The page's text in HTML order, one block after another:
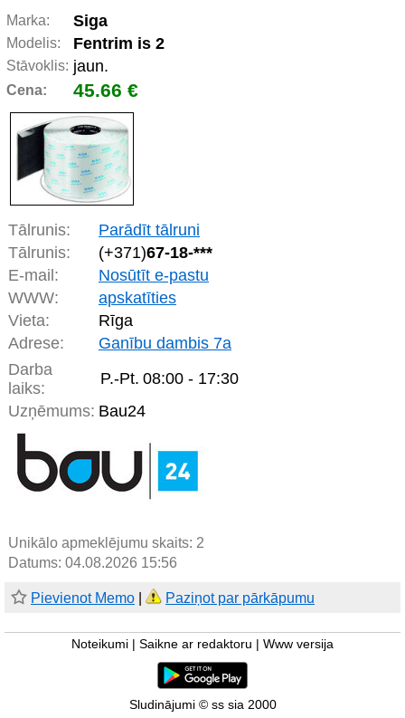
Marka: Siga
Modelis: Fentrim is 2
Stāvoklis: jaun.
Cena: 45.66 €
Tālrunis:
Parādīt tālruni
Tālrunis:
(+371)67-18-***
E-mail:
Nosūtīt e-pastu
WWW:
apskatīties
Vieta:
Rīga
Adrese:
Ganību dambis 7a
Darba
laiks:
P.-Pt. 08:00 - 17:30
Uzņēmums: Bau24
Unikālo apmeklējumu skaits: 2
Datums: 04.08.2026 15:56
Pievienot Memo Paziņot par pārkāpumu
Noteikumi Saikne ar redaktoru Www versija
Sludinājumi © ss sia 2000